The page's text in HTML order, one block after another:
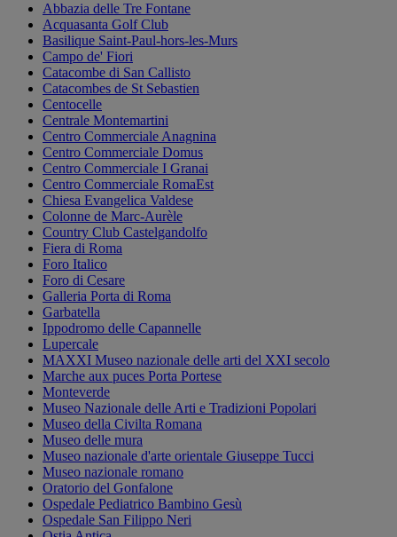
Abbazia delle Tre Fontane
Acquasanta Golf Club
Basilique Saint-Paul-hors-les-Murs
Campo de' Fiori
Catacombe di San Callisto
Catacombes de St Sebastien
Centocelle
Centrale Montemartini
Centro Commerciale Anagnina
Centro Commerciale Domus
Centro Commerciale I Granai
Centro Commerciale RomaEst
Chiesa Evangelica Valdese
Colonne de Marc-Aurèle
Country Club Castelgandolfo
Fiera di Roma
Foro Italico
Foro di Cesare
Galleria Porta di Roma
Garbatella
Ippodromo delle Capannelle
Lupercale
MAXXI Museo nazionale delle arti del XXI secolo
Marche aux puces Porta Portese
Monteverde
Museo Nazionale delle Arti e Tradizioni Popolari
Museo della Civilta Romana
Museo delle mura
Museo nazionale d'arte orientale Giuseppe Tucci
Museo nazionale romano
Oratorio del Gonfalone
Ospedale Pediatrico Bambino Gesù
Ospedale San Filippo Neri